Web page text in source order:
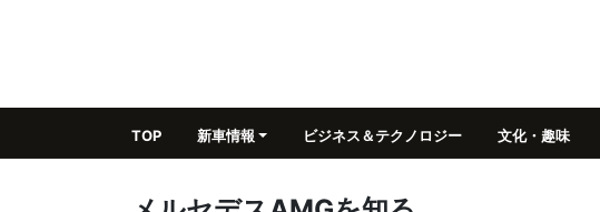
TOP 新車情報 ビジネス＆テクノロジー 文化・趣味